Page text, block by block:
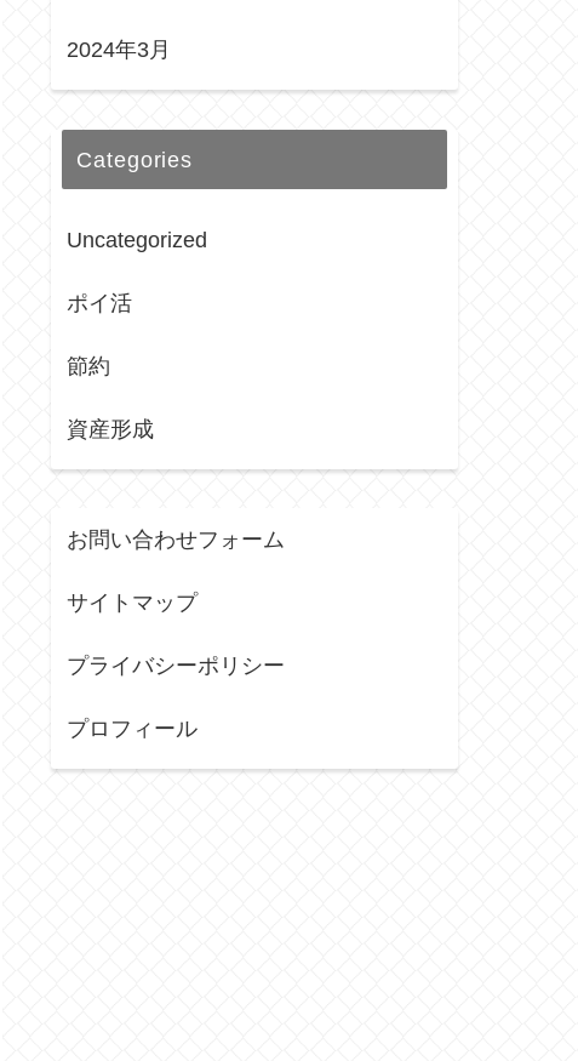
2024年3月
Categories
Uncategorized
ポイ活
節約
資産形成
お問い合わせフォーム
サイトマップ
プライバシーポリシー
プロフィール